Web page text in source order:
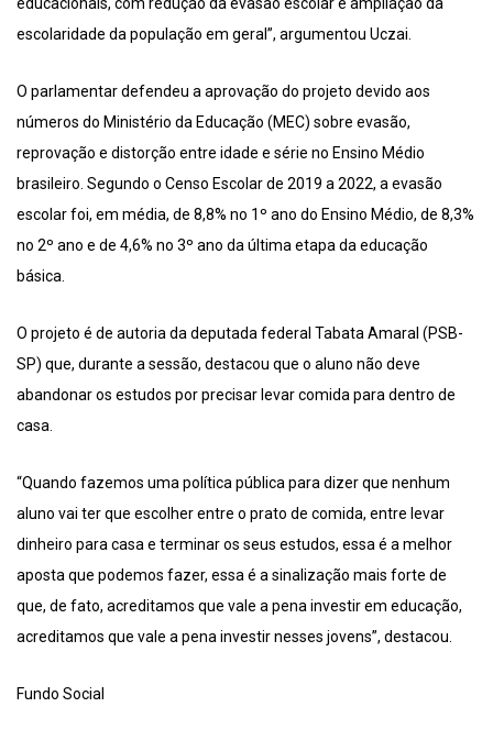
educacionais, com redução da evasão escolar e ampliação da
escolaridade da população em geral”, argumentou Uczai.
O parlamentar defendeu a aprovação do projeto devido aos
números do Ministério da Educação (MEC) sobre evasão,
reprovação e distorção entre idade e série no Ensino Médio
brasileiro. Segundo o Censo Escolar de 2019 a 2022, a evasão
escolar foi, em média, de 8,8% no 1º ano do Ensino Médio, de 8,3%
no 2º ano e de 4,6% no 3º ano da última etapa da educação
básica.
O projeto é de autoria da deputada federal Tabata Amaral (PSB-
SP) que, durante a sessão, destacou que o aluno não deve
abandonar os estudos por precisar levar comida para dentro de
casa.
“Quando fazemos uma política pública para dizer que nenhum
aluno vai ter que escolher entre o prato de comida, entre levar
dinheiro para casa e terminar os seus estudos, essa é a melhor
aposta que podemos fazer, essa é a sinalização mais forte de
que, de fato, acreditamos que vale a pena investir em educação,
acreditamos que vale a pena investir nesses jovens”, destacou.
Fundo Social